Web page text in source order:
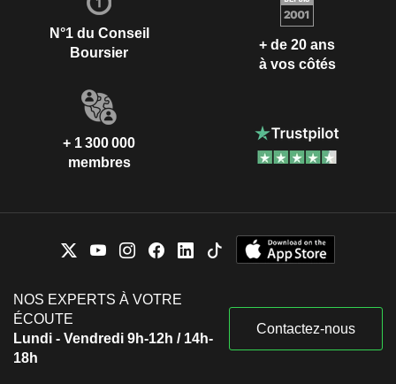
N°1 du Conseil
Boursier
+ de 20 ans
à vos côtés
+ 1 300 000
membres
NOS EXPERTS À VOTRE
ÉCOUTE
Lundi - Vendredi 9h-12h / 14h-
18h
Contactez-nous